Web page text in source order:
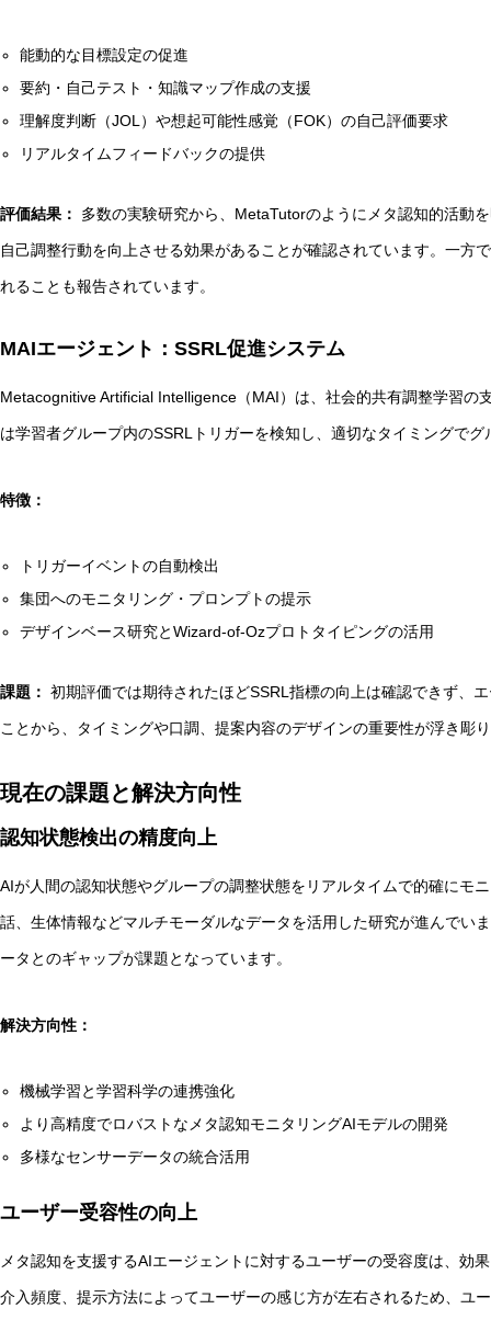
能動的な目標設定の促進
要約・自己テスト・知識マップ作成の支援
理解度判断（JOL）や想起可能性感覚（FOK）の自己評価要求
リアルタイムフィードバックの提供
評価結果： 多数の実験研究から、MetaTutorのようにメタ認知的活動
自己調整行動を向上させる効果があることが確認されています。一方
れることも報告されています。
MAIエージェント：SSRL促進システム
Metacognitive Artificial Intelligence（MAI）は、社会的共有調整学習の
は学習者グループ内のSSRLトリガーを検知し、適切なタイミングで
特徴：
トリガーイベントの自動検出
集団へのモニタリング・プロンプトの提示
デザインベース研究とWizard-of-Ozプロトタイピングの活用
課題： 初期評価では期待されたほどSSRL指標の向上は確認できず、
ことから、タイミングや口調、提案内容のデザインの重要性が浮き彫
現在の課題と解決方向性
認知状態検出の精度向上
AIが人間の認知状態やグループの調整状態をリアルタイムで的確にモ
話、生体情報などマルチモーダルなデータを活用した研究が進んでい
ータとのギャップが課題となっています。
解決方向性：
機械学習と学習科学の連携強化
より高精度でロバストなメタ認知モニタリングAIモデルの開発
多様なセンサーデータの統合活用
ユーザー受容性の向上
メタ認知を支援するAIエージェントに対するユーザーの受容度は、効
介入頻度、提示方法によってユーザーの感じ方が左右されるため、ユ